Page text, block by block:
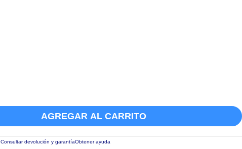
AGREGAR AL CARRITO
Consultar devolución y garantíaObtener ayuda